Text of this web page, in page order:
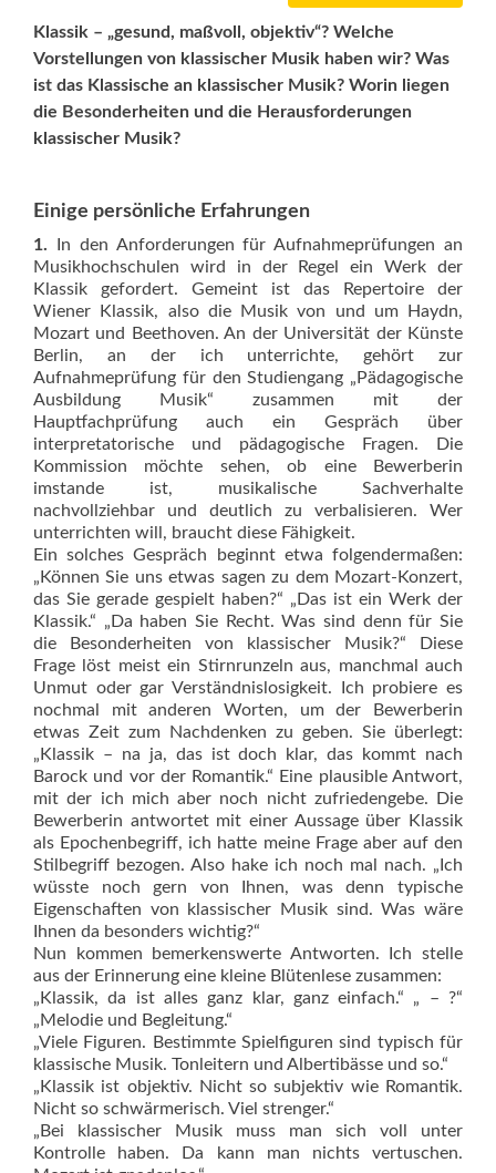
Klassik – „gesund, maßvoll, objektiv“? Welche
Vorstellungen von klassischer Musik haben wir? Was
ist das Klassische an klassischer Musik? Worin liegen
die Besonderheiten und die Herausforderungen
klassischer Musik?
Einige persönliche Erfahrungen
1. In den Anforderungen für Aufnahmeprüfungen an
Musikhochschulen wird in der Regel ein Werk der
Klassik gefordert. Gemeint ist das Repertoire der
Wiener Klassik, also die Musik von und um Haydn,
Mozart und Beethoven. An der Universität der Künste
Berlin, an der ich unterrichte, gehört zur
Aufnahmeprüfung für den Studiengang „Päda­gogische
Ausbildung Musik“ zusammen mit der
Hauptfachprüfung auch ein Gespräch über
interpretatorische und pädagogische Fragen. Die
Kommission möchte sehen, ob eine Bewerberin
imstande ist, musikalische Sachverhalte
nachvollziehbar und deutlich zu verbalisieren. Wer
unterrichten will, braucht diese Fähigkeit.
Ein solches Gespräch beginnt etwa folgendermaßen:
„Können Sie uns etwas sagen zu dem Mozart-Konzert,
das Sie gerade gespielt haben?“ „Das ist ein Werk der
Klassik.“ „Da haben Sie Recht. Was sind denn für Sie
die Besonderheiten von klassischer Musik?“ Diese
Frage löst meist ein Stirnrunzeln aus, manchmal auch
Unmut oder gar Verständnislosigkeit. Ich probiere es
nochmal mit anderen Worten, um der Bewerberin
etwas Zeit zum Nachdenken zu geben. Sie überlegt:
„Klassik – na ja, das ist doch klar, das kommt nach
Barock und vor der Romantik.“ Eine plausible Antwort,
mit der ich mich aber noch nicht zufriedengebe. Die
Bewerberin antwortet mit einer Aussage über Klassik
als Epochenbegriff, ich hatte meine Frage aber auf den
Stilbegriff bezogen. Also hake ich noch mal nach. „Ich
wüsste noch gern von Ihnen, was denn typische
Eigenschaften von klassischer Musik sind. Was wäre
Ihnen da besonders wichtig?“
Nun kommen bemerkenswerte Antworten. Ich stelle
aus der Erinnerung eine kleine Blütenlese zusammen:
„Klassik, da ist alles ganz klar, ganz einfach.“ „ – ?“
„Melodie und Begleitung.“
„Viele Figuren. Bestimmte Spielfiguren sind typisch für
klassische Musik. Tonleitern und Albertibässe und so.“
„Klassik ist objektiv. Nicht so subjektiv wie Romantik.
Nicht so schwärmerisch. Viel strenger.“
„Bei klassischer Musik muss man sich voll unter
Kontrolle haben. Da kann man nichts vertuschen.